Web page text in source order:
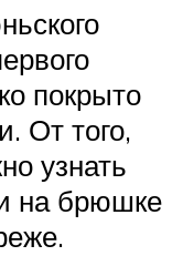
покрыто
От того,
узнать
на брюшке